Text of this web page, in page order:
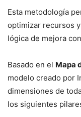
Esta metodología
optimizar recursos
lógica de mejora
Basado en el Mapa
modelo creado por
dimensiones de
los siguientes